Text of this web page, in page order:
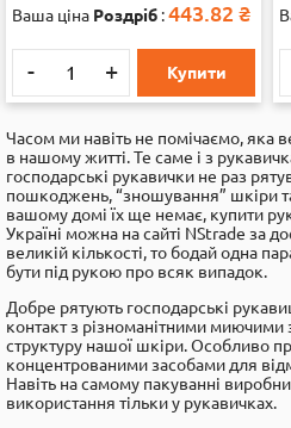
Ваша цінаРоздріб :100.70 ₴
- + Купити
Часом ми навіть не помічаємо, яка
в нашому житті. Те саме і з
господарські рукавички не раз
пошкоджень, “зношування” шкіри
вашому домі їх ще немає, купити
Україні можна на сайті NStrade за
великій кількості, то бодай одна
бути під рукою про всяк випадок.
Добре рятують господарські
контакт з різноманітними
структуру нашої шкіри. Особливо
концентрованими засобами для
Навіть на самому пакуванні
використання тільки у рукавичках.